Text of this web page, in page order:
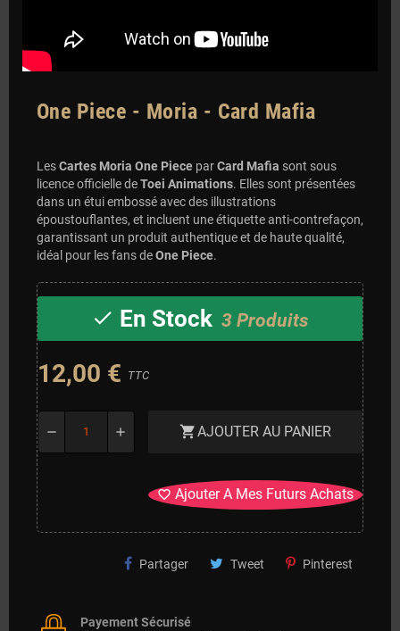
One Piece - Moria - Card Mafia
LesCartes Moria One PieceparCard Mafia sont sous
licence officielle deToei Animations. Elles sont présentées
dans un étui embossé avec des illustrations
époustouflantes, et incluent une étiquette anti-contrefaçon,
garantissant un produit authentique et de haute qualité,
idéal pour les fans deOne Piece.
check En Stock 3 Produits
12,00 € TTC
remove add shopping_cartAJOUTER AU PANIER
favorite_border Ajouter A Mes Futurs Achats
Partager Tweet Pinterest
Payement Sécurisé